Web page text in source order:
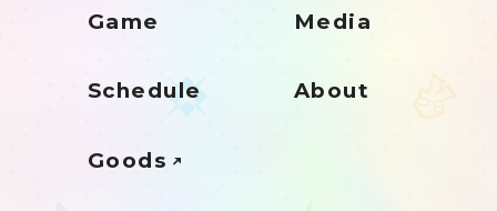
Game Media
Schedule About
Goods